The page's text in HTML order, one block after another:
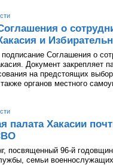
о
и
Соглашения о
Документ закрепляет
на предстоящих
органов местного
палата Хакасии
посвященный 96-й
семьи